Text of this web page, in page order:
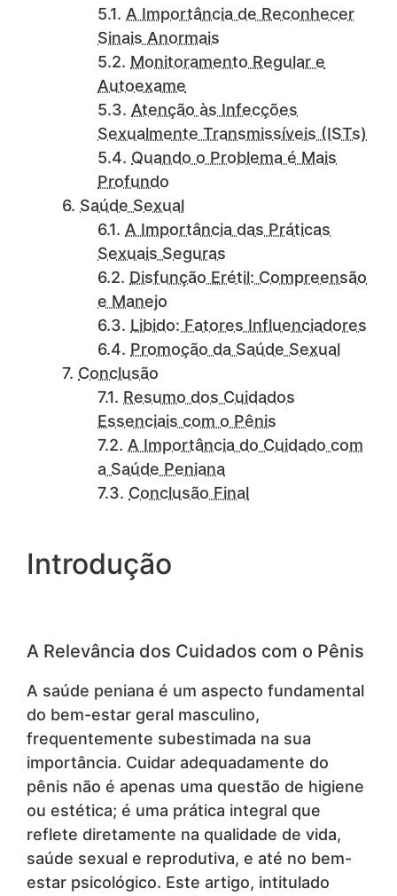
A Importância de Reconhecer
Sinais Anormais
Monitoramento Regular e
Autoexame
Atenção às Infecções
Sexualmente Transmissíveis (ISTs)
Quando o Problema é Mais
Profundo
Saúde Sexual
A Importância das Práticas
Sexuais Seguras
Disfunção Erétil: Compreensão
e Manejo
Libido: Fatores Influenciadores
Promoção da Saúde Sexual
Conclusão
Resumo dos Cuidados
Essenciais com o Pênis
A Importância do Cuidado com
a Saúde Peniana
Conclusão Final
Introdução
A Relevância dos Cuidados com o Pênis
A saúde peniana é um aspecto fundamental
do bem-estar geral masculino,
frequentemente subestimada na sua
importância. Cuidar adequadamente do
pênis não é apenas uma questão de higiene
ou estética; é uma prática integral que
reflete diretamente na qualidade de vida,
saúde sexual e reprodutiva, e até no bem-
estar psicológico. Este artigo, intitulado